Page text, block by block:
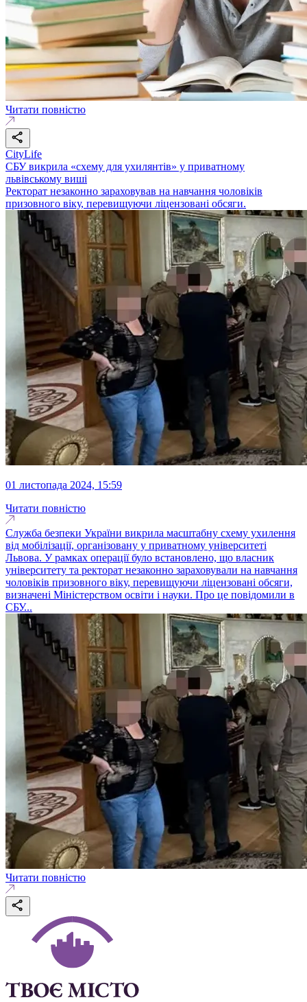
Читати повністю
CityLife
СБУ викрила «схему для ухилянтів» у приватному
львівському виші
Ректорат незаконно зараховував на навчання чоловіків
призовного віку, перевищуючи ліцензовані обсяги.
01 листопада 2024, 15:59
Читати повністю
Служба безпеки України викрила масштабну схему ухилення
від мобілізації, організовану у приватному університеті
Львова. У рамках операції було встановлено, що власник
університету та ректорат незаконно зараховували на навчання
чоловіків призовного віку, перевищуючи ліцензовані обсяги,
визначені Міністерством освіти і науки. Про це повідомили в
СБУ...
Читати повністю